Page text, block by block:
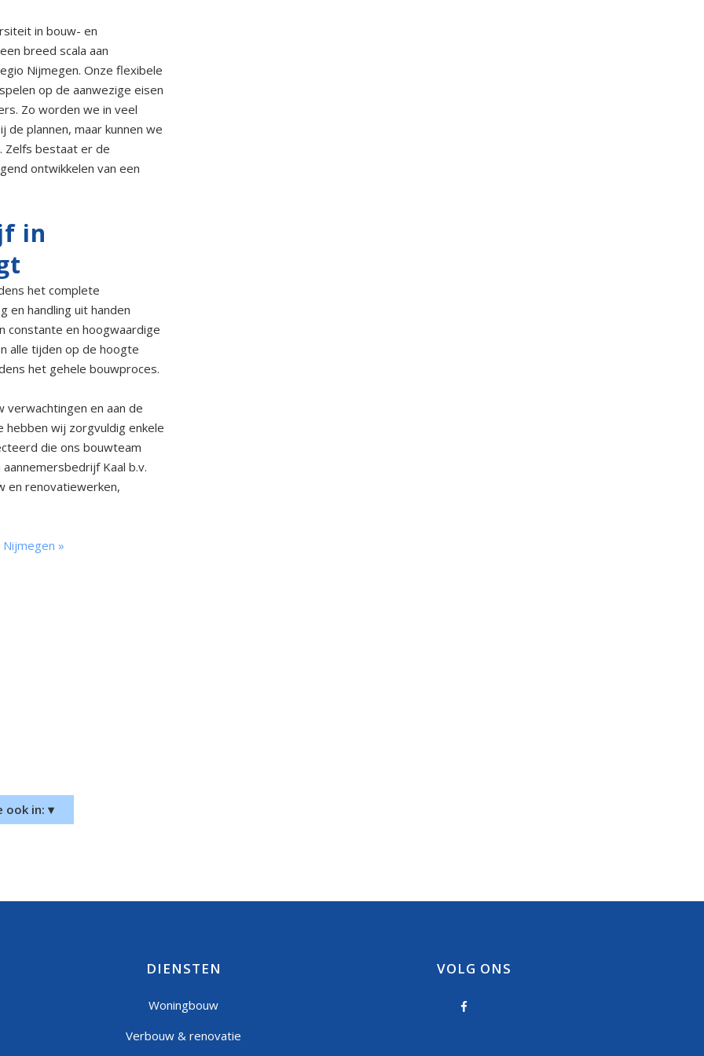
in bouw- en
breed scala aan
Nijmegen. Onze flexibele
op de aanwezige eisen
Zo worden we in veel
plannen, maar kunnen we
Zelfs bestaat er de
ontwikkelen van een
in
het complete
en handling uit handen
constante en hoogwaardige
alle tijden op de hoogte
het gehele bouwproces.
verwachtingen en aan de
hebben wij zorgvuldig enkele
die ons bouwteam
Kaal b.v.
en renovatiewerken,
»
ook in: ▾
DIENSTEN
Woningbouw
Verbouw & renovatie
VOLG ONS